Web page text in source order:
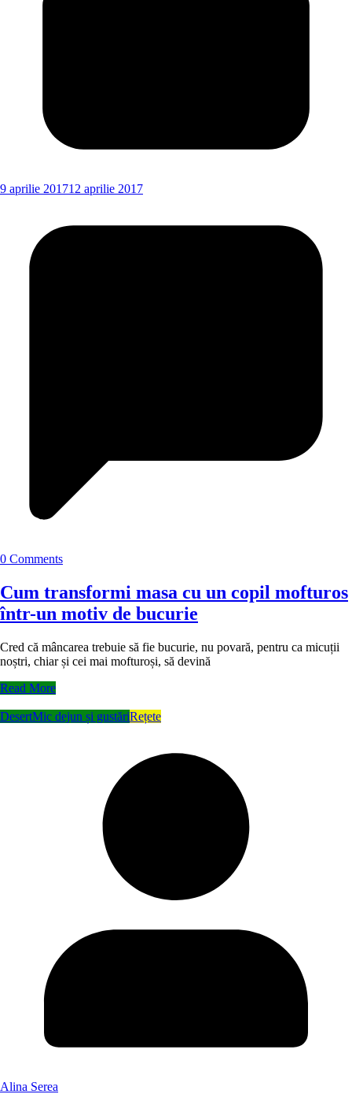
9 aprilie 201712 aprilie 2017
0 Comments
Cum transformi masa cu un copil mofturos
într-un motiv de bucurie
Cred că mâncarea trebuie să fie bucurie, nu povară, pentru ca micuții
noștri, chiar și cei mai mofturoși, să devină
Read More
DesertMic dejun și gustăriRețete
Alina Serea